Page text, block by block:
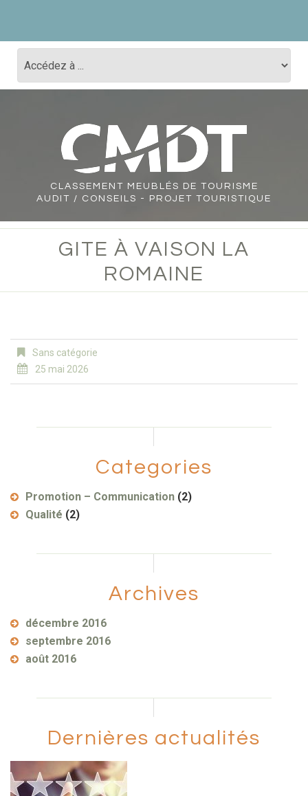
CLASSEMENT
MEUBLÉS DE TOURISME
AUDIT / CONSEILS - PROJET TOURISTIQUE
GITE À VAISON LA
ROMAINE
Sans catégorie
25 mai 2026
Categories
Promotion – Communication (2)
Qualité (2)
Archives
décembre 2016
septembre 2016
août 2016
Dernières actualités